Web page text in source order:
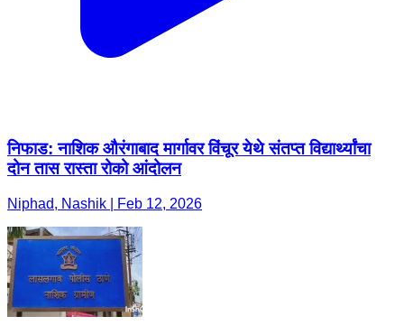
निफाड: नाशिक औरंगाबाद मार्गावर विंचूर येथे संतप्त विद्यार्थ्यांचा
दोन तास रास्ता रोको आंदोलन
Niphad, Nashik | Feb 12, 2026